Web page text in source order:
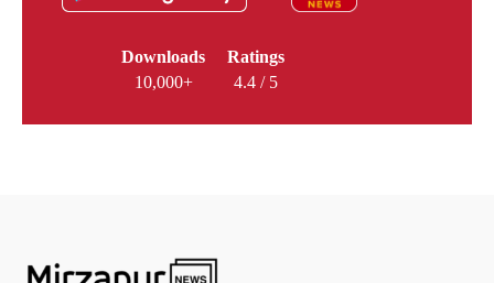
Downloads
10,000+
Ratings
4.4 / 5